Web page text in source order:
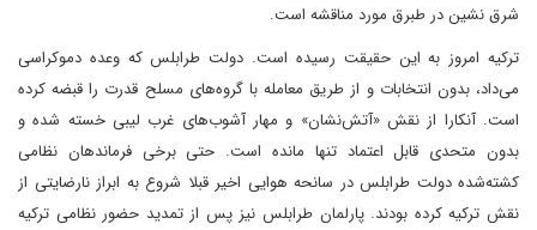
شرق نشین در طبرق مورد مناقشه است.
ترکیه امروز به این حقیقت رسیده است. دولت طرابلس که وعده دموکراسی
می‌داد، بدون انتخابات و از طریق معامله با گروه‌های مسلح قدرت را قبضه کرده
است. آنکارا از نقش «آتش‌نشان» و مهار آشوب‌های غرب لیبی خسته شده و
بدون متحدی قابل اعتماد تنها مانده است. حتی برخی فرماندهان نظامی
کشته‌شده دولت طرابلس در سانحه هوایی اخیر قبلا شروع به ابراز نارضایتی از
نقش ترکیه کرده بودند. پارلمان طرابلس نیز پس از تمدید حضور نظامی ترکیه